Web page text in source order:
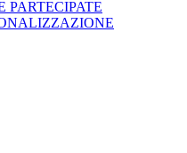
PARTECIPATE